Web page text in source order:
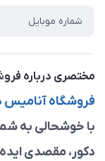
مختصری درباره
فروشگاه آنامیس
با خوشحالی به
دکور، مقصدی